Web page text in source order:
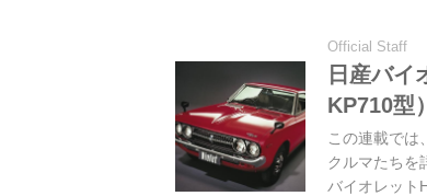
Official Staff
日産バイ
KP710型
この連載では
クルマたちを
バイオレット